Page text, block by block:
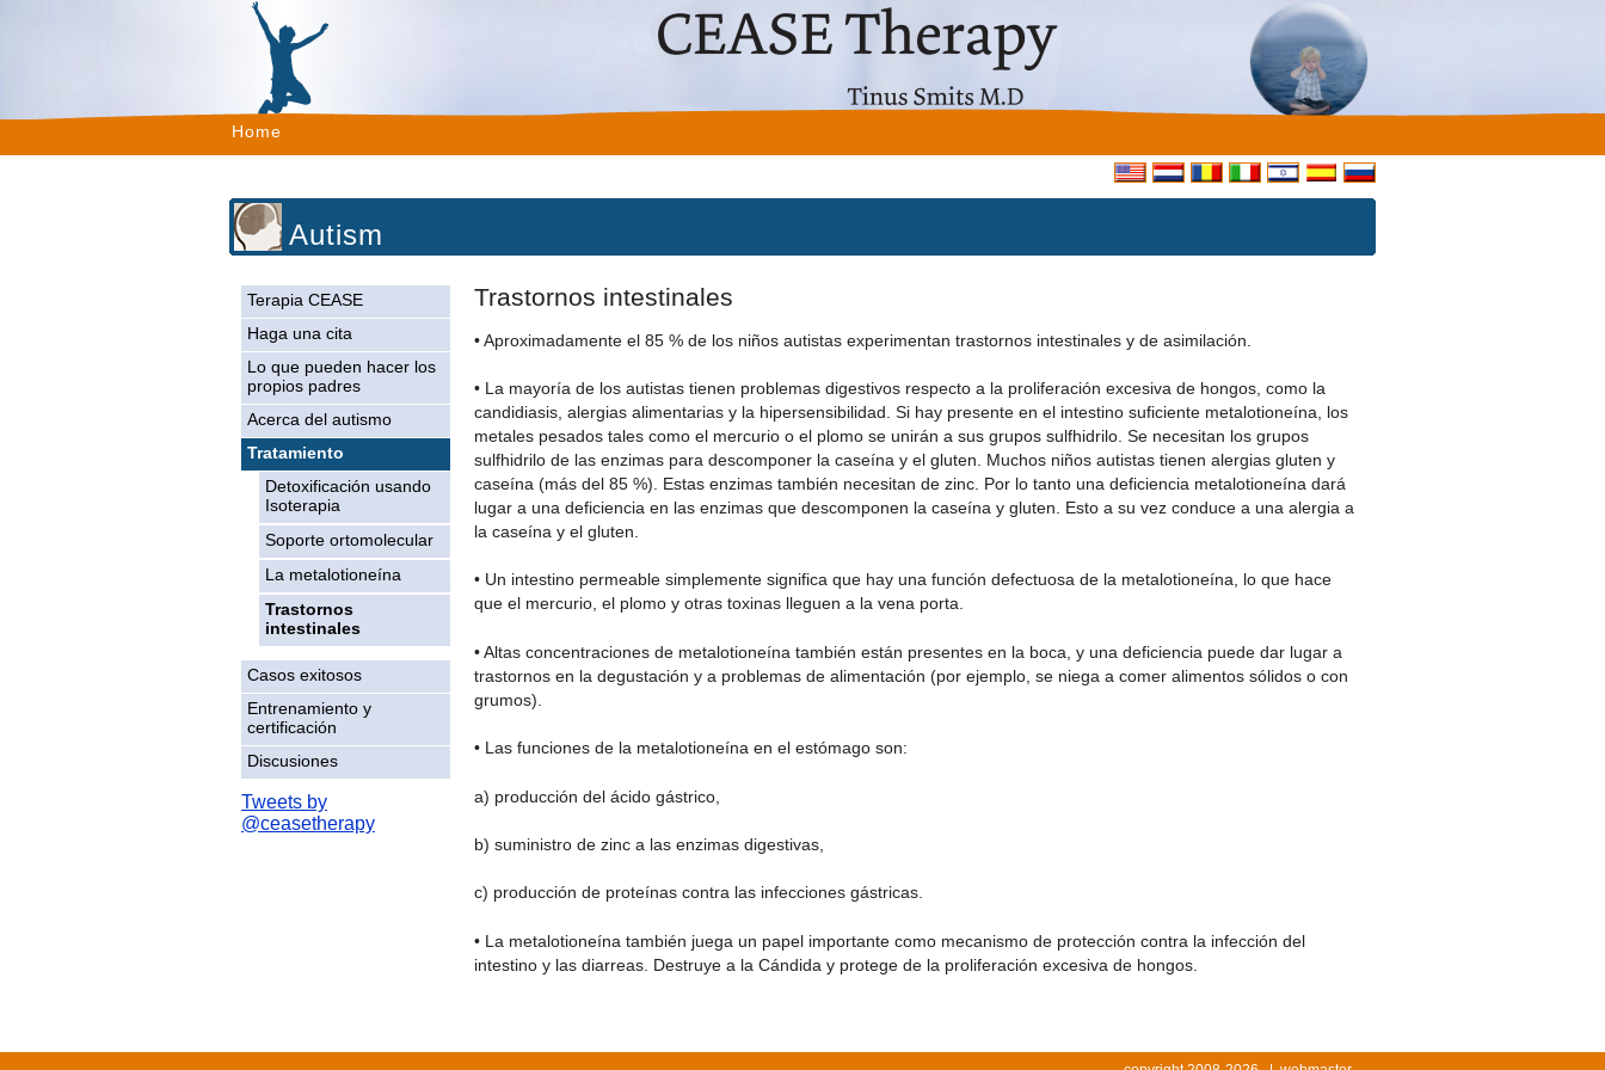
Home
Autism
Terapia CEASE
Haga una cita
Lo que pueden hacer los
propios padres
Acerca del autismo
Tratamiento
Detoxificación usando
Isoterapia
Soporte ortomolecular
La metalotioneína
Trastornos
intestinales
Casos exitosos
Entrenamiento y
certificación
Discusiones
Tweets by
@ceasetherapy
Trastornos intestinales
• Aproximadamente el 85 % de los niños autistas experimentan trastornos intestinales y de asimilación.
• La mayoría de los autistas tienen problemas digestivos respecto a la proliferación excesiva de hongos, como la
candidiasis, alergias alimentarias y la hipersensibilidad. Si hay presente en el intestino suficiente metalotioneína, los
metales pesados ​​tales como el mercurio o el plomo se unirán a sus grupos sulfhidrilo. Se necesitan los grupos
sulfhidrilo de las enzimas para descomponer la caseína y el gluten. Muchos niños autistas tienen alergias gluten y
caseína (más del 85 %). Estas enzimas también necesitan de zinc. Por lo tanto una deficiencia metalotioneína dará
lugar a una deficiencia en las enzimas que descomponen la caseína y gluten. Esto a su vez conduce a una alergia a
la caseína y el gluten.
• Un intestino permeable simplemente significa que hay una función defectuosa de la metalotioneína, lo que hace
que el mercurio, el plomo y otras toxinas lleguen a la vena porta.
• Altas concentraciones de metalotioneína también están presentes en la boca, y una deficiencia puede dar lugar a
trastornos en la degustación y a problemas de alimentación (por ejemplo, se niega a comer alimentos sólidos o con
grumos).
• Las funciones de la metalotioneína en el estómago son:
a) producción del ácido gástrico,
b) suministro de zinc a las enzimas digestivas,
c) producción de proteínas contra las infecciones gástricas.
• La metalotioneína también juega un papel importante como mecanismo de protección contra la infección del
intestino y las diarreas. Destruye a la Cándida y protege de la proliferación excesiva de hongos.